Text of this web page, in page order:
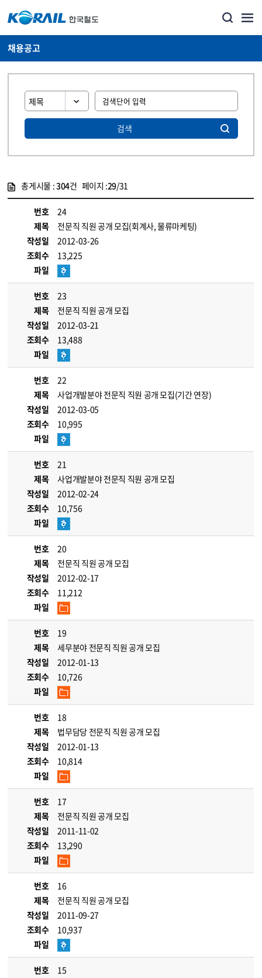
채용공고
검색
총게시물 :304건 페이지 :29/31
번호
24
제목
전문직 직원 공개 모집(회계사, 물류마케팅)
작성일
2012-03-26
조회수
13,225
파일
번호
23
제목
전문직 직원 공개 모집
작성일
2012-03-21
조회수
13,488
파일
번호
22
제목
사업개발분야 전문직 직원 공개 모집(기간 연장)
작성일
2012-03-05
조회수
10,995
파일
번호
21
제목
사업개발분야 전문직 직원 공개 모집
작성일
2012-02-24
조회수
10,756
파일
번호
20
제목
전문직 직원 공개 모집
작성일
2012-02-17
조회수
11,212
파일
번호
19
제목
세무분야 전문직 직원 공개 모집
작성일
2012-01-13
조회수
10,726
파일
번호
18
제목
법무담당 전문직 직원 공개 모집
작성일
2012-01-13
조회수
10,814
파일
번호
17
제목
전문직 직원 공개 모집
작성일
2011-11-02
조회수
13,290
파일
번호
16
제목
전문직 직원 공개 모집
작성일
2011-09-27
조회수
10,937
파일
번호
15